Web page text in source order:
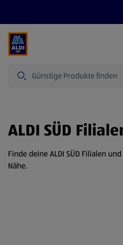
ALDI SÜD
Finde deine ALDI SÜD Filialen
Nähe.